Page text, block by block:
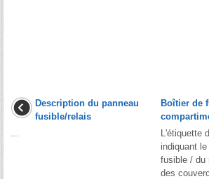
Description du panneau
fusible/relais
Boîtier de
L'étiquette
indiquant
fusible / du
des